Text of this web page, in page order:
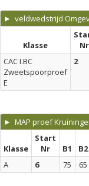
► veldwedstrijd
Klasse
Nr
CAC I.BC
Zweetspoorproef
E
2
► MAP proef
Klasse
Start
Nr
B1 B2
A
6 75 65